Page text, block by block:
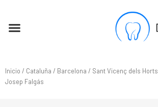
Inicio / Cataluña / Barcelona / Sant Vicenç dels Horts
Josep Falgás